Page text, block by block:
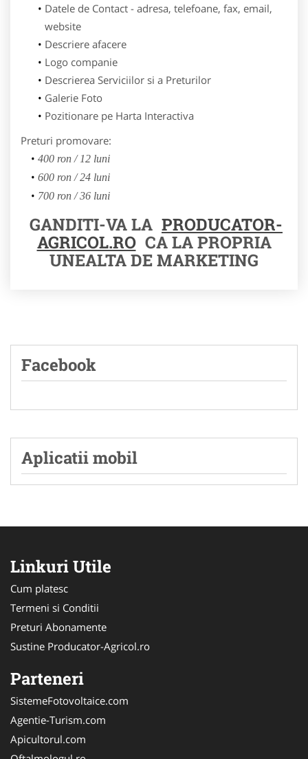
Datele de Contact - adresa, telefoane, fax, email,
website
Descriere afacere
Logo companie
Descrierea Serviciilor si a Preturilor
Galerie Foto
Pozitionare pe Harta Interactiva
Preturi promovare:
400 ron / 12 luni
600 ron / 24 luni
700 ron / 36 luni
GANDITI-VA LA PRODUCATOR-
AGRICOL.RO CA LA PROPRIA
UNEALTA DE MARKETING
Facebook
Aplicatii mobil
Linkuri Utile
Cum platesc
Termeni si Conditii
Preturi Abonamente
Sustine Producator-Agricol.ro
Parteneri
SistemeFotovoltaice.com
Agentie-Turism.com
Apicultorul.com